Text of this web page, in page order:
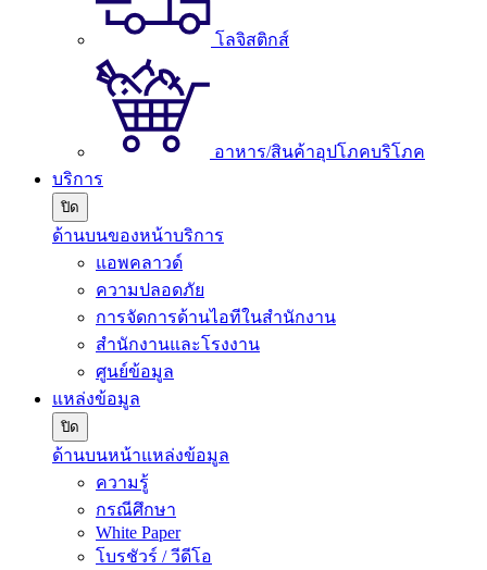
โลจิสติกส์
อาหาร/สินค้าอุปโภคบริโภค
บริการ
ปิด
ด้านบนของหน้าบริการ
แอพคลาวด์
ความปลอดภัย
การจัดการด้านไอทีในสำนักงาน
สำนักงานและโรงงาน
ศูนย์ข้อมูล
แหล่งข้อมูล
ปิด
ด้านบนหน้าแหล่งข้อมูล
ความรู้
กรณีศึกษา
White Paper
โบรชัวร์ / วีดีโอ